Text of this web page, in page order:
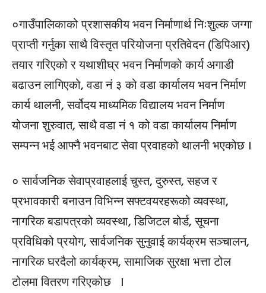
०गाउँपालिकाको प्रशासकीय भवन निर्माणार्थ निःशुल्क जग्गा
प्राप्ती गर्नुका साथै विस्तृत परियोजना प्रतिवेदन (डिपिआर)
तयार गरिएको र यथाशीघ्र भवन निर्माणको कार्य अगाडी
बढाउन लागिएको, वडा नं ३ को वडा कार्यालय भवन निर्माण
कार्य थालनी, सर्वोदय माध्यमिक विद्यालय भवन निर्माण
योजना शुरुवात, साथै वडा नं १ को वडा कार्यालय निर्माण
सम्पन्न भई आफ्नै भवनबाट सेवा प्रवाहको थालनी भएकोछ ।
० सार्वजनिक सेवाप्रवाहलाई चुस्त, दुरुस्त, सहज र
प्रभावकारी बनाउन विभिन्न सफ्टवयरहरूको व्यवस्था,
नागरिक बडापत्रको व्यवस्था, डिजिटल बोर्ड, सूचना
प्रविधिको प्रयोग, सार्वजनिक सुनुवाई कार्यक्रम सञ्चालन,
नागरिक घरदैलो कार्यक्रम, सामाजिक सुरक्षा भत्ता टोल
टोलमा वितरण गरिएकोछ ।